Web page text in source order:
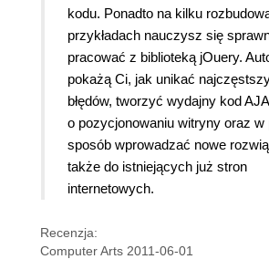
kodu. Ponadto na kilku
przykładach nauczysz się
pracować z biblioteką jOuery.
pokażą Ci, jak unikać
błędów, tworzyć wydajny kod
o pozycjonowaniu witryny oraz w
sposób wprowadzać nowe
także do istniejących już stron
internetowych.
Recenzja:
Computer Arts 2011-06-01